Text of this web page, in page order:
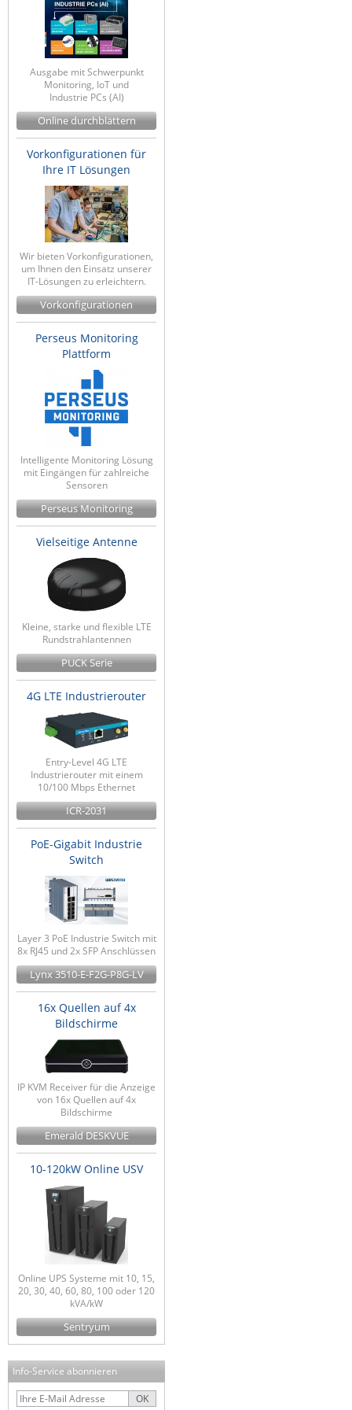
IEC Lock
Kerlink
Kramer Electronics
KVM TEC
LigoWave
Milesight
Moxa
Netio
Panorama Antennas
PatchSee
Power Kingdom
Poynting
Riello UPS
Server Technology
SIRIO Antenne
Sunbird
Tactical Software
TEKTELIC
Teltonika
Unwired Networks
Vision
WATTECO
Westermo
Yuasa
ZPE Systems
News zu unseren Herstellern
Ausgabe mit Schwerpunkt
Monitoring, IoT und
Industrie PCs (AI)
Online durchblättern
Vorkonfigurationen für
Ihre IT Lösungen
Wir bieten Vorkonfigurationen,
um Ihnen den Einsatz unserer
IT-Lösungen zu erleichtern.
Vorkonfigurationen
Perseus Monitoring
Plattform
Intelligente Monitoring Lösung
mit Eingängen für zahlreiche
Sensoren
Perseus Monitoring
Vielseitige Antenne
Kleine, starke und flexible LTE
Rundstrahlantennen
PUCK Serie
4G LTE Industrierouter
Entry-Level 4G LTE
Industrierouter mit einem
10/100 Mbps Ethernet
ICR-2031
PoE-Gigabit Industrie
Switch
Layer 3 PoE Industrie Switch mit
8x RJ45 und 2x SFP Anschlüssen
Lynx 3510-E-F2G-P8G-LV
16x Quellen auf 4x
Bildschirme
IP KVM Receiver für die Anzeige
von 16x Quellen auf 4x
Bildschirme
Emerald DESKVUE
10-120kW Online USV
Online UPS Systeme mit 10, 15,
20, 30, 40, 60, 80, 100 oder 120
kVA/kW
Sentryum
Info-Service abonnieren
OK